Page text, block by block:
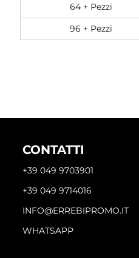
64 + Pezzi
96 + Pezzi
CONTATTI
+39 049 9703901
+39 049 9714016
INFO@ERREBIPROMO.IT
WHATSAPP